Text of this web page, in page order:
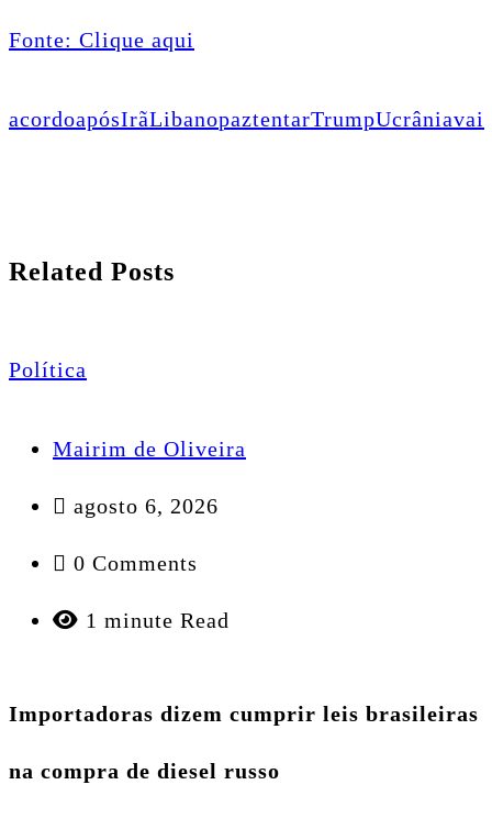
Fonte: Clique aqui
acordoapósIrãLibanopaztentarTrumpUcrâniavai
Related Posts
Política
Mairim de Oliveira
agosto 6, 2026
0 Comments
1 minute Read
Importadoras dizem cumprir leis brasileiras
na compra de diesel russo